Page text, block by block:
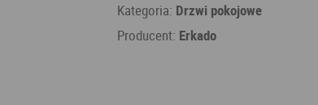
Kategoria: Drzwi pokojowe
Producent: Erkado